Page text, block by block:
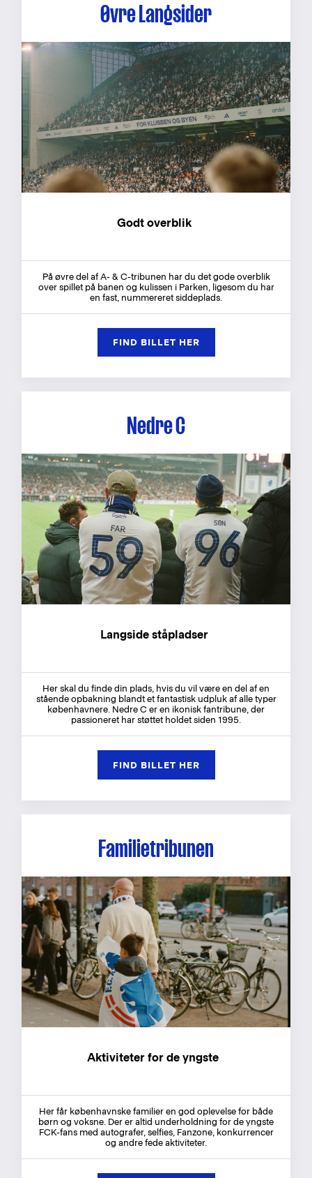
Øvre Langsider
Godt overblik
På øvre del af A- & C-tribunen har du det gode overblik
over spillet på banen og kulissen i Parken, ligesom du har
en fast, nummereret siddeplads.
FIND BILLET HER
Nedre C
Langside ståpladser
Her skal du finde din plads, hvis du vil være en del af en
stående opbakning blandt et fantastisk udpluk af alle typer
københavnere. Nedre C er en ikonisk fantribune, der
passioneret har støttet holdet siden 1995.
FIND BILLET HER
Familietribunen
Aktiviteter for de yngste
Her får københavnske familier en god oplevelse for både
børn og voksne. Der er altid underholdning for de yngste
FCK-fans med autografer, selfies, Fanzone, konkurrencer
og andre fede aktiviteter.